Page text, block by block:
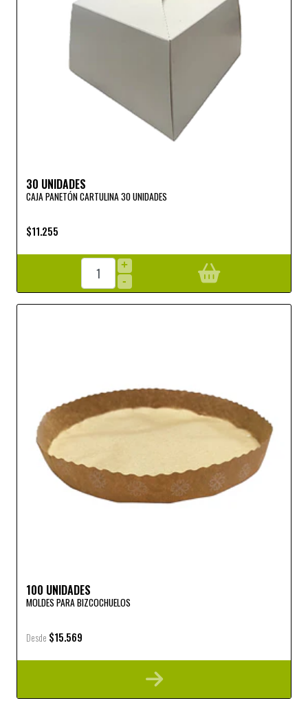
30 UNIDADES
CAJA PANETÓN CARTULINA 30 UNIDADES
$11.255
+
-
100 UNIDADES
MOLDES PARA BIZCOCHUELOS
Desde $15.569